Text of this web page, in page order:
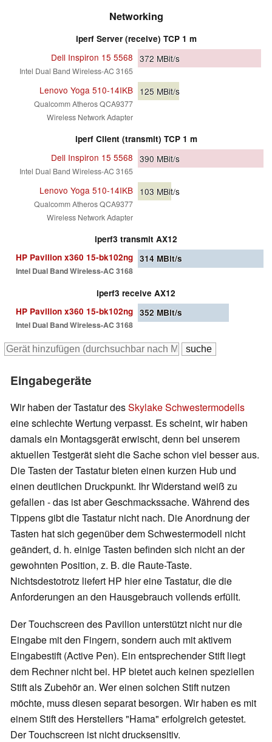
Networking
iperf Server (receive) TCP 1 m
Dell Inspiron 15 5568
Intel Dual Band Wireless-AC 3165
372 MBit/s
Lenovo Yoga 510-14IKB
Qualcomm Atheros QCA9377
Wireless Network Adapter
125 MBit/s
iperf Client (transmit) TCP 1 m
Dell Inspiron 15 5568
Intel Dual Band Wireless-AC 3165
390 MBit/s
Lenovo Yoga 510-14IKB
Qualcomm Atheros QCA9377
Wireless Network Adapter
103 MBit/s
iperf3 transmit AX12
HP Pavilion x360 15-bk102ng
Intel Dual Band Wireless-AC 3168
314 MBit/s
iperf3 receive AX12
HP Pavilion x360 15-bk102ng
Intel Dual Band Wireless-AC 3168
352 MBit/s
Eingabegeräte
Wir haben der Tastatur desSkylake Schwestermodells
eine schlechte Wertung verpasst. Es scheint, wir haben
damals ein Montagsgerät erwischt, denn bei unserem
aktuellen Testgerät sieht die Sache schon viel besser aus.
Die Tasten der Tastatur bieten einen kurzen Hub und
einen deutlichen Druckpunkt. Ihr Widerstand weiß zu
gefallen - das ist aber Geschmackssache. Während des
Tippens gibt die Tastatur nicht nach. Die Anordnung der
Tasten hat sich gegenüber dem Schwestermodell nicht
geändert, d. h. einige Tasten befinden sich nicht an der
gewohnten Position, z. B. die Raute-Taste.
Nichtsdestotrotz liefert HP hier eine Tastatur, die die
Anforderungen an den Hausgebrauch vollends erfüllt.
Der Touchscreen des Pavilion unterstützt nicht nur die
Eingabe mit den Fingern, sondern auch mit aktivem
Eingabestift (Active Pen). Ein entsprechender Stift liegt
dem Rechner nicht bei. HP bietet auch keinen speziellen
Stift als Zubehör an. Wer einen solchen Stift nutzen
möchte, muss diesen separat besorgen. Wir haben es mit
einem Stift des Herstellers "Hama" erfolgreich getestet.
Der Touchscreen ist nicht drucksensitiv.